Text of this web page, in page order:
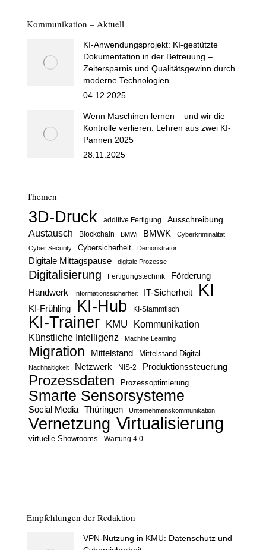
Kommunikation – Aktuell
KI-Anwendungsprojekt: KI-gestützte
Dokumentation in der Betreuung –
Zeitersparnis und Qualitätsgewinn durch
moderne Technologien
04.12.2025
Wenn Maschinen lernen – und wir die
Kontrolle verlieren: Lehren aus zwei KI-
Pannen 2025
28.11.2025
Themen
3D-Druck additive Fertigung Ausschreibung
Austausch Blockchain BMWi BMWK
Cyberkriminalität
Cyber Security
Cybersicherheit Demonstrator
Digitale Mittagspause digitale Prozesse
Digitalisierung Fertigungstechnik Förderung
Handwerk Informationssicherheit IT-Sicherheit KI
KI-Frühling KI-Hub KI-Stammtisch
KI-Trainer KMU
Kommunikation
Künstliche Intelligenz
Machine Learning
Migration Mittelstand Mittelstand-Digital
Nachhaltigkeit Netzwerk NIS-2 Produktionssteuerung
Prozessdaten Prozessoptimierung
Smarte Sensorsysteme
Social Media Thüringen Unternehmenskommunikation
Vernetzung Virtualisierung
virtuelle Showrooms Wartung 4.0
Empfehlungen der Redaktion
VPN-Nutzung in KMU: Datenschutz und